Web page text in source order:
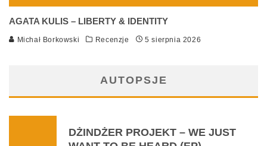
AGATA KULIS – LIBERTY & IDENTITY
Michał Borkowski Recenzje 5 sierpnia 2026
AUTOPSJE
DŻINDŻER PROJEKT – WE JUST